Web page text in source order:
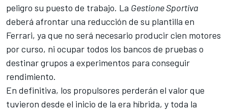
peligro su puesto de trabajo. La Gestione Sportiva
deberá afrontar una reducción de su plantilla en
Ferrari, ya que no será necesario producir cien motores
por curso, ni ocupar todos los bancos de pruebas o
destinar grupos a experimentos para conseguir
rendimiento.
En definitiva, los propulsores perderán el valor que
tuvieron desde el inicio de la era híbrida, y toda la